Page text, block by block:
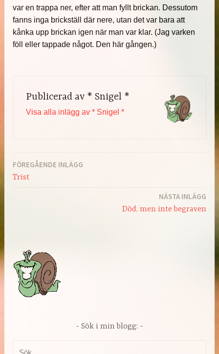
var en trappa ner, efter att man fyllt brickan. Dessutom
fanns inga brickställ där nere, utan det var bara att
kånka upp brickan igen när man var klar. (Jag varken
föll eller tappade något. Den här gången.)
Publicerad av * Snigel *
Visa alla inlägg av * Snigel *
Inläggsnavigering
FÖREGÅENDE INLÄGG
Trist
NÄSTA INLÄGG
Död, men inte begraven
Sök i min blogg: